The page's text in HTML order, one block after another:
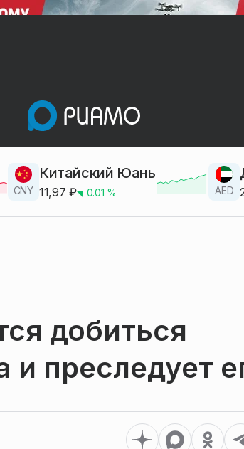
CNY
Китайский Юань
11,97 ₽ 0.01 % AED
добиться
и преследует